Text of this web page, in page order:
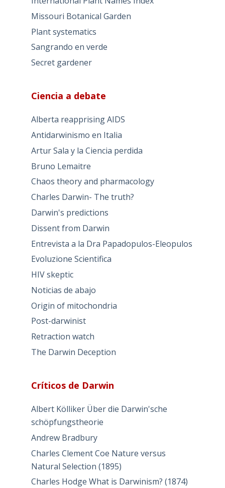
Missouri Botanical Garden
Plant systematics
Sangrando en verde
Secret gardener
Ciencia a debate
Alberta reapprising AIDS
Antidarwinismo en Italia
Artur Sala y la Ciencia perdida
Bruno Lemaitre
Chaos theory and pharmacology
Charles Darwin- The truth?
Darwin's predictions
Dissent from Darwin
Entrevista a la Dra Papadopulos-Eleopulos
Evoluzione Scientifica
HIV skeptic
Noticias de abajo
Origin of mitochondria
Post-darwinist
Retraction watch
The Darwin Deception
Críticos de Darwin
Albert Kölliker Über die Darwin'sche
schöpfungstheorie
Andrew Bradbury
Charles Clement Coe Nature versus
Natural Selection (1895)
Charles Hodge What is Darwinism? (1874)